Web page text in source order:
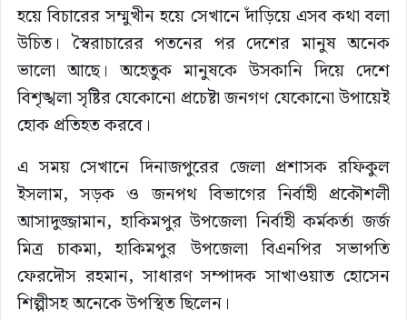
হয়ে বিচারের সম্মুখীন হয়ে সেখানে দাঁড়িয়ে এসব কথা বলা
উচিত। স্বৈরাচারের পতনের পর দেশের মানুষ অনেক
ভালো আছে। অহেতুক মানুষকে উসকানি দিয়ে দেশে
বিশৃঙ্খলা সৃষ্টির যেকোনো প্রচেষ্টা জনগণ যেকোনো উপায়েই
হোক প্রতিহত করবে।
এ সময় সেখানে দিনাজপুরের জেলা প্রশাসক রফিকুল
ইসলাম, সড়ক ও জনপথ বিভাগের নির্বাহী প্রকৌশলী
আসাদুজ্জামান, হাকিমপুর উপজেলা নির্বাহী কর্মকর্তা জর্জ
মিত্র চাকমা, হাকিমপুর উপজেলা বিএনপির সভাপতি
ফেরদৌস রহমান, সাধারণ সম্পাদক সাখাওয়াত হোসেন
শিল্পীসহ অনেকে উপস্থিত ছিলেন।